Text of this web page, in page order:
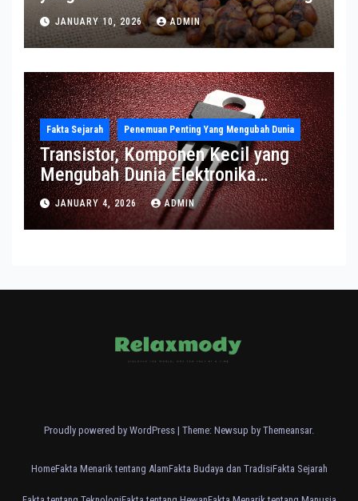
JANUARY 10, 2026 ADMIN
Fakta Sejarah Penemuan Penting Yang Mengubah Dunia
Transistor, Komponen Kecil yang
Mengubah Dunia Elektronika
Modern
JANUARY 4, 2026 ADMIN
Proudly powered by WordPress | Theme: Newsup by Themeansar.
HomeFakta Menarik tentang AlamFakta Budaya dan TradisiFakta Sejarah